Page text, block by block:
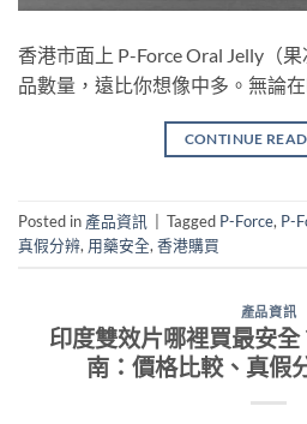
香港市面上 P-Force Oral Jelly（
品數量，遠比你想像中多。無論
CONTINUE
Posted in 產品資訊 Tagged P-Force, P-
真假分辨, 用藥安全, 香港購買
產品資訊
印度雙效片哪裡買最安
南：價格比較、真假